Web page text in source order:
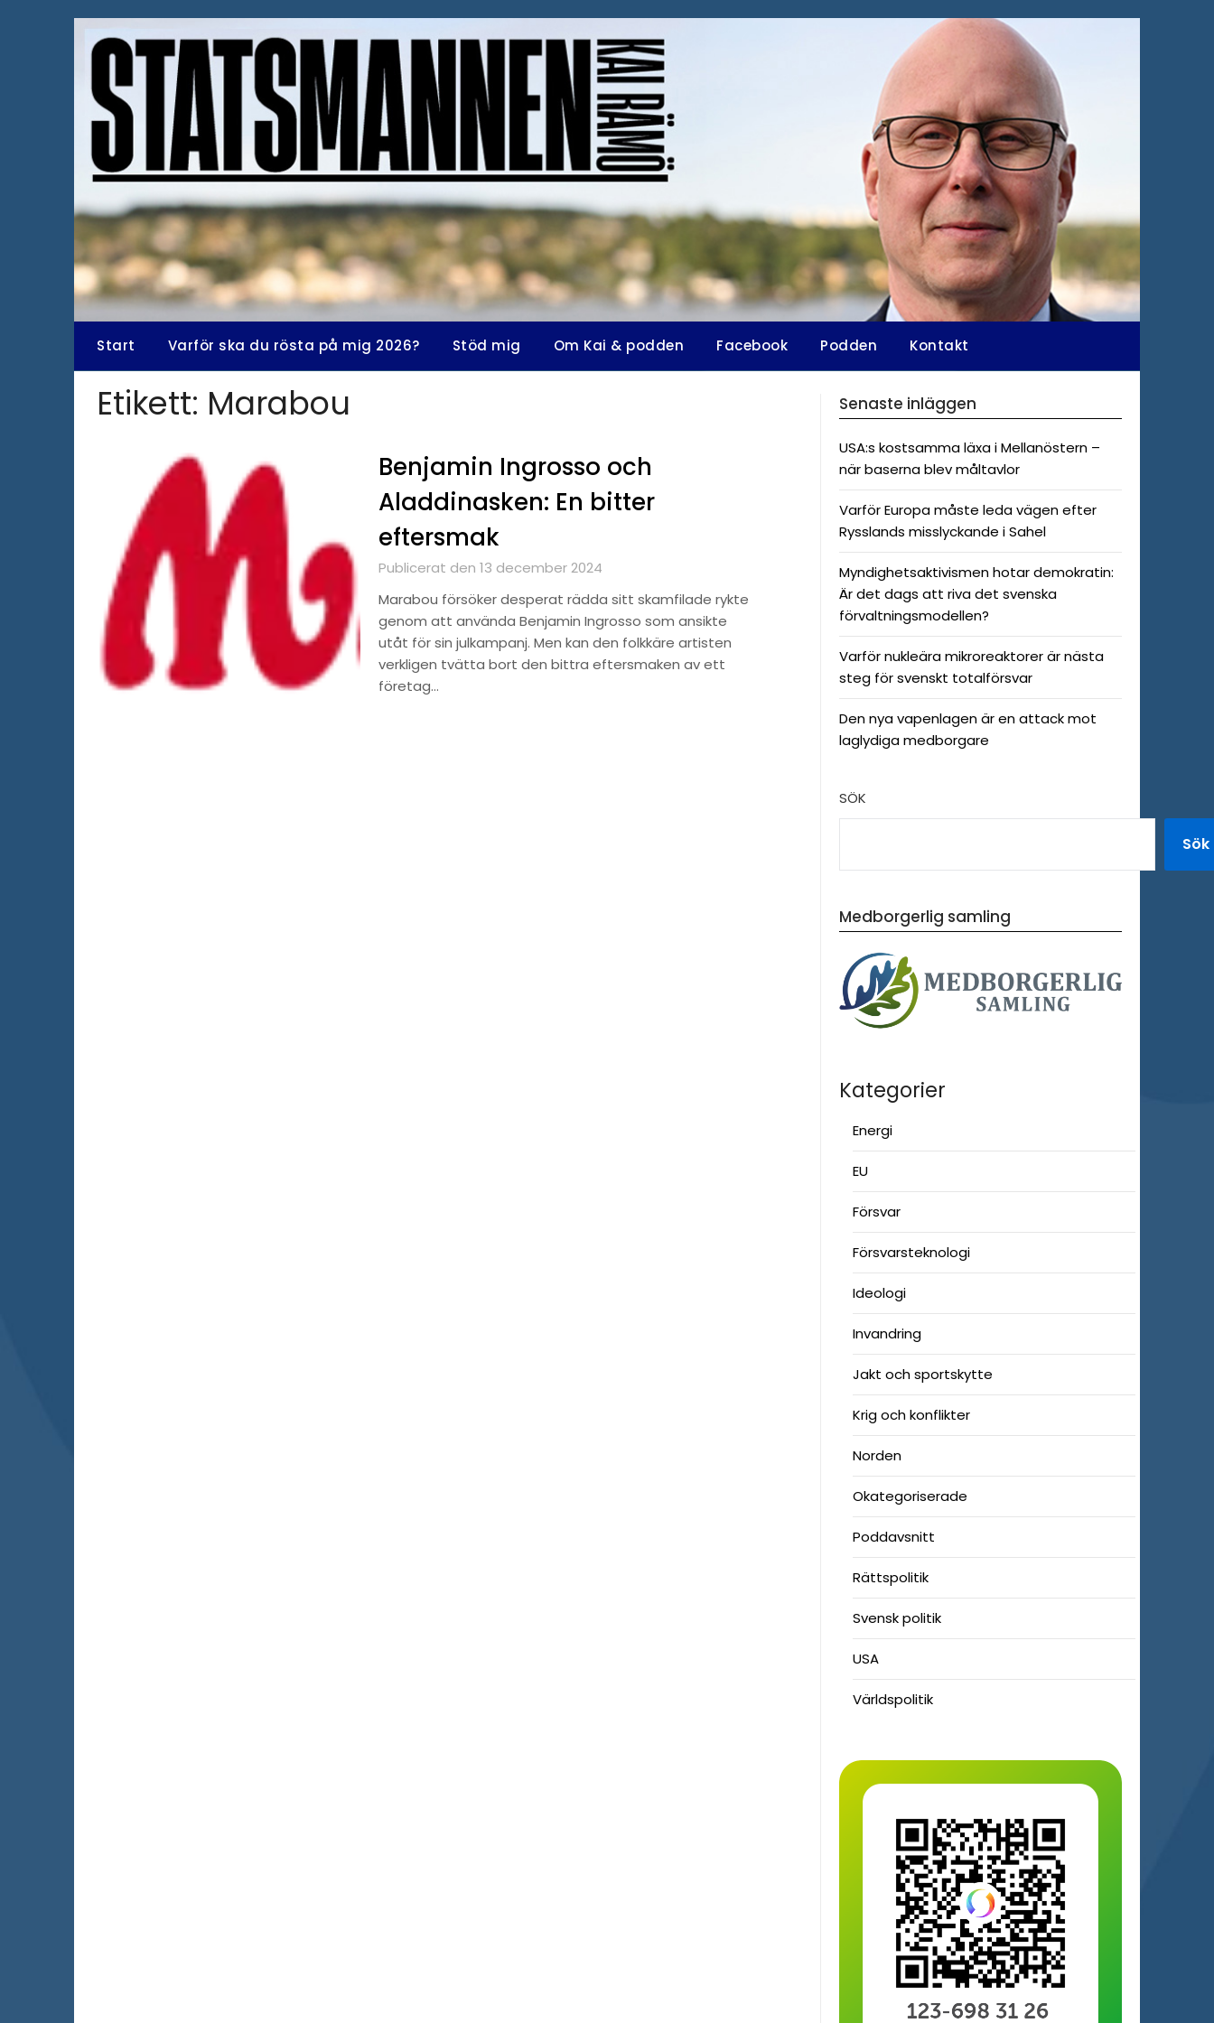
Start Varför ska du rösta på mig 2026? Stöd mig Om Kai & podden Facebook Podden Kontakt
Etikett: Marabou
Benjamin Ingrosso och
Aladdinasken: En bitter
eftersmak
Publicerat den 13 december 2024
Marabou försöker desperat rädda sitt skamfilade rykte
genom att använda Benjamin Ingrosso som ansikte
utåt för sin julkampanj. Men kan den folkkäre artisten
verkligen tvätta bort den bittra eftersmaken av ett
företag…
Senaste inläggen
USA:s kostsamma läxa i Mellanöstern –
när baserna blev måltavlor
Varför Europa måste leda vägen efter
Rysslands misslyckande i Sahel
Myndighetsaktivismen hotar demokratin:
Är det dags att riva det svenska
förvaltningsmodellen?
Varför nukleära mikroreaktorer är nästa
steg för svenskt totalförsvar
Den nya vapenlagen är en attack mot
laglydiga medborgare
SÖK
Sök
Medborgerlig samling
Kategorier
Energi
EU
Försvar
Försvarsteknologi
Ideologi
Invandring
Jakt och sportskytte
Krig och konflikter
Norden
Okategoriserade
Poddavsnitt
Rättspolitik
Svensk politik
USA
Världspolitik